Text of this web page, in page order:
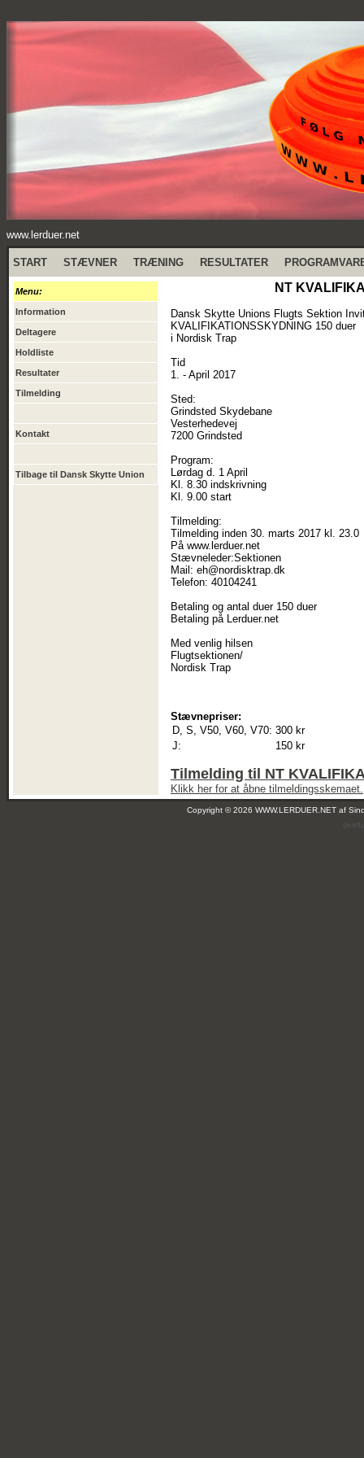
www.lerduer.net
START STÆVNER TRÆNING RESULTATER
Menu:
Information
Deltagere
Holdliste
Resultater
Tilmelding
Kontakt
Tilbage til Dansk Skytte Union
NT
Dansk Skytte Unions Flugts Sektion
KVALIFIKATIONSSKYDNING 150 duer
i Nordisk Trap
Tid
1. - April 2017
Sted:
Grindsted Skydebane
Vesterhedevej
7200 Grindsted
Program:
Lørdag d. 1 April
Kl. 8.30 indskrivning
Kl. 9.00 start
Tilmelding:
Tilmelding inden 30. marts 2017 kl. 23.0
På www.lerduer.net
Stævneleder:Sektionen
Mail: eh@nordisktrap.dk
Telefon: 40104241
Betaling og antal duer 150 duer
Betaling på Lerduer.net
Med venlig hilsen
Flugtsektionen/
Nordisk Trap
Stævnepriser:
D, S, V50, V60, V70: 300 kr
J:
150 kr
Tilmelding til NT
Klikk her for at åbne tilmeldingsskemaet.
Copyright © 2026 WWW.LERDUER.NET af